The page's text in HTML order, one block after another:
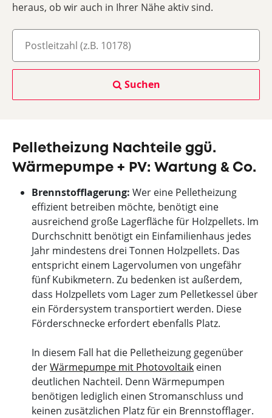
heraus, ob wir auch in Ihrer Nähe aktiv sind.
Suchen
Pelletheizung Nachteile ggü.
Wärmepumpe + PV: Wartung & Co.
Brennstofflagerung: Wer eine Pelletheizung
effizient betreiben möchte, benötigt eine
ausreichend große Lagerfläche für Holzpellets. Im
Durchschnitt benötigt ein Einfamilienhaus jedes
Jahr mindestens drei Tonnen Holzpellets. Das
entspricht einem Lagervolumen von ungefähr
fünf Kubikmetern. Zu bedenken ist außerdem,
dass Holzpellets vom Lager zum Pelletkessel über
ein Fördersystem transportiert werden. Diese
Förderschnecke erfordert ebenfalls Platz.
In diesem Fall hat die Pelletheizung gegenüber
derWärmepumpe mit Photovoltaik einen
deutlichen Nachteil. Denn Wärmepumpen
benötigen lediglich einen Stromanschluss und
keinen zusätzlichen Platz für ein Brennstofflager.